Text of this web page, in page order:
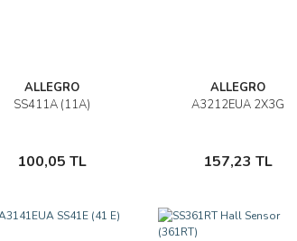
ALLEGRO
SS411A (11A)
100,05 TL
İncele
Sepete Ekle
ALLEGRO
A3212EUA 2X3G
157,23 TL
İncele
Sepete Ekle